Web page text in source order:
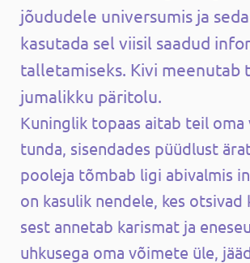
jõududele universumis ja
kasutada sel viisil saadud
talletamiseks. Kivi meenutab
jumalikku päritolu.
Kuninglik topaas aitab teil oma
tunda, sisendades püüdlust
pooleja tõmbab ligi abivalmis
on kasulik nendele, kes otsivad
sest annetab karismat ja
uhkusega oma võimete üle,